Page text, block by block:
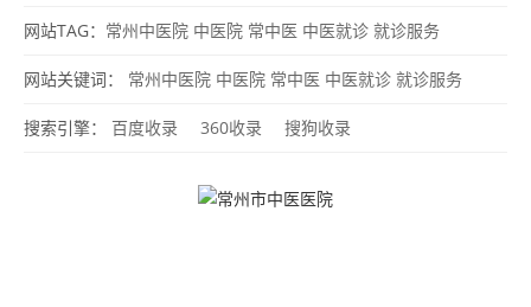
网站TAG： 常州中医院 中医院 常中医 中医就诊 就诊服务
网站关键词： 常州中医院 中医院 常中医 中医就诊 就诊服务
搜索引擎： 百度收录 360收录 搜狗收录